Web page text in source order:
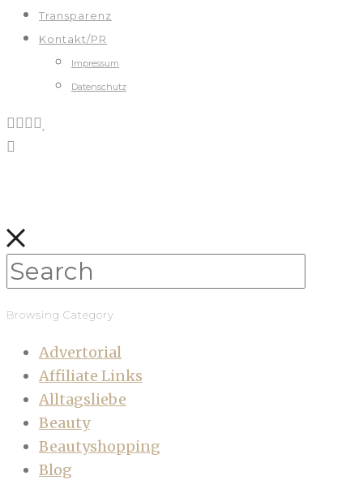
Transparenz
Kontakt/PR
Impressum
Datenschutz
Browsing Category
Advertorial
Affiliate Links
Alltagsliebe
Beauty
Beautyshopping
Blog